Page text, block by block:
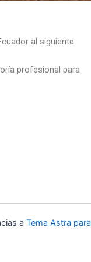
al siguiente
profesional para
a Tema Astra para